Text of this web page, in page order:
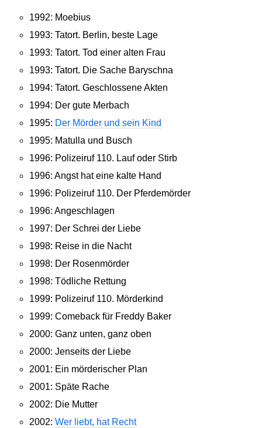
1992: Moebius
1993: Tatort. Berlin, beste Lage
1993: Tatort. Tod einer alten Frau
1993: Tatort. Die Sache Baryschna
1994: Tatort. Geschlossene Akten
1994: Der gute Merbach
1995: Der Mörder und sein Kind
1995: Matulla und Busch
1996: Polizeiruf 110. Lauf oder Stirb
1996: Angst hat eine kalte Hand
1996: Polizeiruf 110. Der Pferdemörder
1996: Angeschlagen
1997: Der Schrei der Liebe
1998: Reise in die Nacht
1998: Der Rosenmörder
1998: Tödliche Rettung
1999: Polizeiruf 110. Mörderkind
1999: Comeback für Freddy Baker
2000: Ganz unten, ganz oben
2000: Jenseits der Liebe
2001: Ein mörderischer Plan
2001: Späte Rache
2002: Die Mutter
2002: Wer liebt, hat Recht